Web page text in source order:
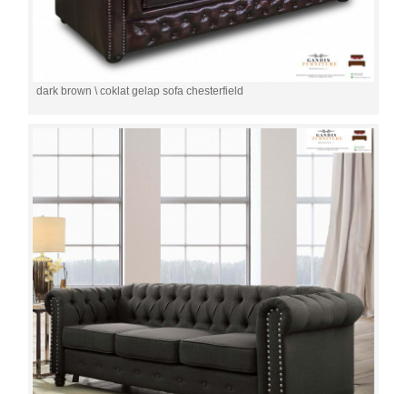
dark brown \ coklat gelap sofa chesterfield